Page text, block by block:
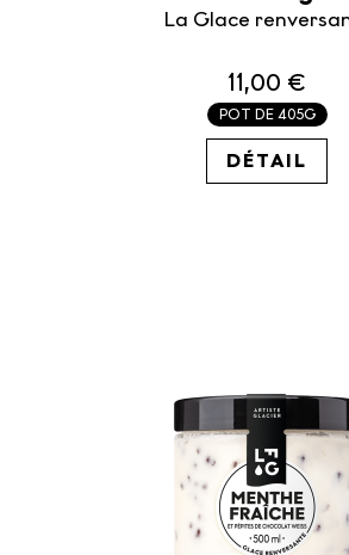
La Glace
11,00 €
POT DE 405G
27.16€ /KG
DÉTAIL